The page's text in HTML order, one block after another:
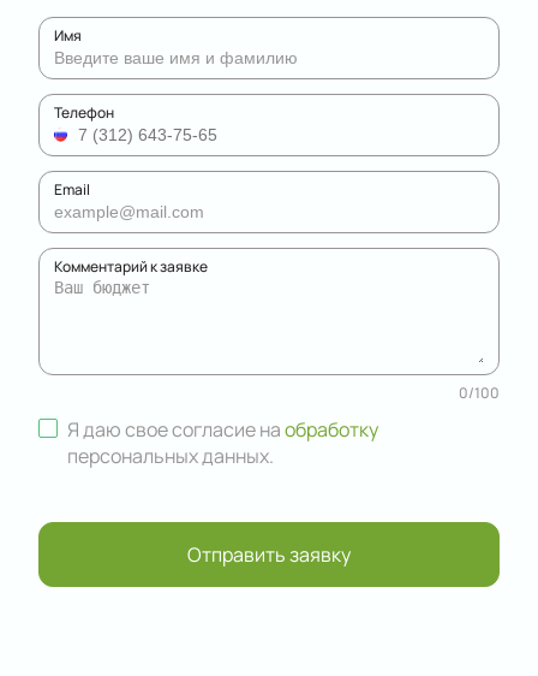
Имя
Телефон
Email
Комментарий к заявке
0/100
Я даю свое согласие наобработку
персональных данных.
Отправить заявку